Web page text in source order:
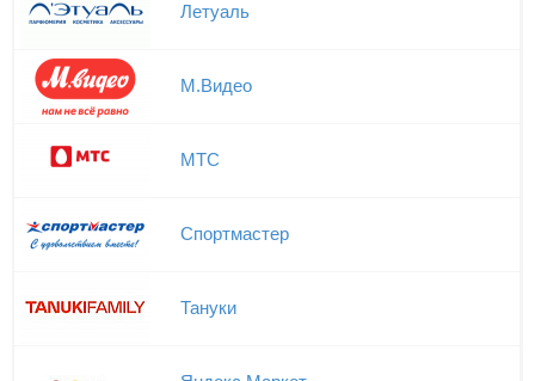
Летуаль
М.Видео
МТС
Спортмастер
Тануки